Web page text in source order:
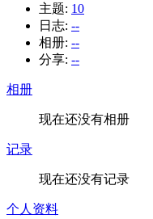
主题: 10
日志: --
相册: --
分享: --
相册
现在还没有相册
记录
现在还没有记录
个人资料